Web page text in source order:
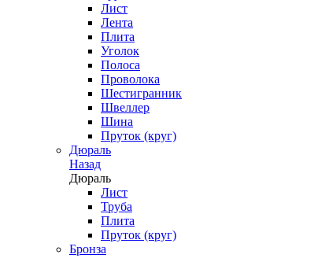
Лист
Лента
Плита
Уголок
Полоса
Проволока
Шестигранник
Швеллер
Шина
Пруток (круг)
Дюраль
Назад
Дюраль
Лист
Труба
Плита
Пруток (круг)
Бронза